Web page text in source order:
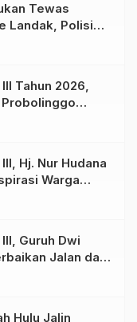
Tewas
Landak, Polisi
Tahun 2026,
Probolinggo
Heri Poniman
Hj. Nur Hudana
Warga
Guruh Dwi
Jalan dan
Hulu Jalin